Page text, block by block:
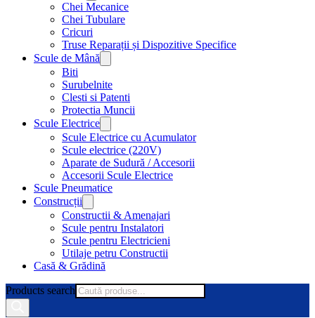
Chei Mecanice
Chei Tubulare
Cricuri
Truse Reparații și Dispozitive Specifice
Scule de Mână
Biti
Surubelnite
Clesti si Patenti
Protectia Muncii
Scule Electrice
Scule Electrice cu Acumulator
Scule electrice (220V)
Aparate de Sudură / Accesorii
Accesorii Scule Electrice
Scule Pneumatice
Construcții
Constructii & Amenajari
Scule pentru Instalatori
Scule pentru Electricieni
Utilaje petru Constructii
Casă & Grădină
Products search